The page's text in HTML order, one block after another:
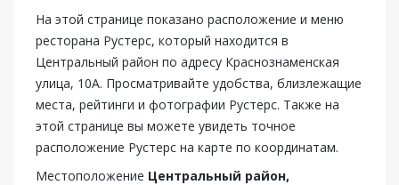
На этой странице показано расположение и меню
ресторана Рустерс, который находится в
Центральный район по адресу Краснознаменская
улица, 10А. Просматривайте удобства, близлежащие
места, рейтинги и фотографии Рустерс. Также на
этой странице вы можете увидеть точное
расположение Рустерс на карте по координатам.
Местоположение Центральный район,